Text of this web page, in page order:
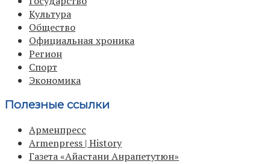
Культура
Общество
Официальная хроника
Регион
Спорт
Экономика
Полезные ссылки
Арменпресс
Armenpress | History
Газета «Айастани Анрапетутюн»